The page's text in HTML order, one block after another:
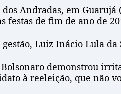
Andradas, em
festas de fim de ano de
Luiz Inácio Lula da
demonstrou
à reeleição, que não